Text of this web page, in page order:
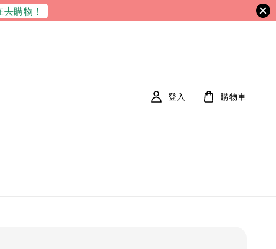
去購物！
登入 購物車